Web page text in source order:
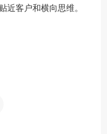
客户和横向思维。